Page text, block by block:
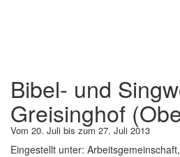
Bibel- und
Greisinghof
Vom 20. Juli bis zum 27. Juli 2013
Eingestellt unter: